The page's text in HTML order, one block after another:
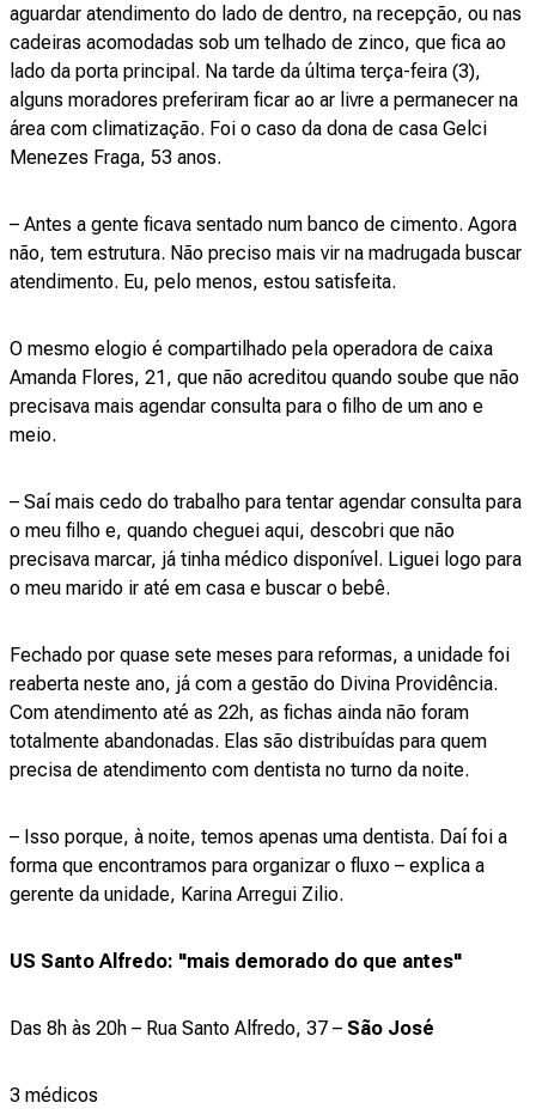
aguardar atendimento do lado de dentro, na recepção, ou nas
cadeiras acomodadas sob um telhado de zinco, que fica ao
lado da porta principal. Na tarde da última terça-feira (3),
alguns moradores preferiram ficar ao ar livre a permanecer na
área com climatização. Foi o caso da dona de casa Gelci
Menezes Fraga, 53 anos.
– Antes a gente ficava sentado num banco de cimento. Agora
não, tem estrutura. Não preciso mais vir na madrugada buscar
atendimento. Eu, pelo menos, estou satisfeita.
O mesmo elogio é compartilhado pela operadora de caixa
Amanda Flores, 21, que não acreditou quando soube que não
precisava mais agendar consulta para o filho de um ano e
meio.
– Saí mais cedo do trabalho para tentar agendar consulta para
o meu filho e, quando cheguei aqui, descobri que não
precisava marcar, já tinha médico disponível. Liguei logo para
o meu marido ir até em casa e buscar o bebê.
Fechado por quase sete meses para reformas, a unidade foi
reaberta neste ano, já com a gestão do Divina Providência.
Com atendimento até as 22h, as fichas ainda não foram
totalmente abandonadas. Elas são distribuídas para quem
precisa de atendimento com dentista no turno da noite.
– Isso porque, à noite, temos apenas uma dentista. Daí foi a
forma que encontramos para organizar o fluxo – explica a
gerente da unidade, Karina Arregui Zilio.
US Santo Alfredo: "mais demorado do que antes"
Das 8h às 20h – Rua Santo Alfredo, 37 – São José
3 médicos